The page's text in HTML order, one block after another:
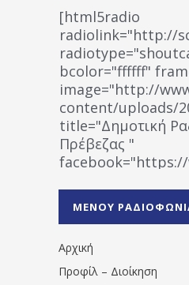
[html5radio
radiolink="http://
bcolor="ffffff"
image="http://
content/uploads/
title="Δημοτική
Πρέβεζας "
facebook="https://
ΜΕΝΟΥ
Αρχική
Προφίλ – Διοίκηση